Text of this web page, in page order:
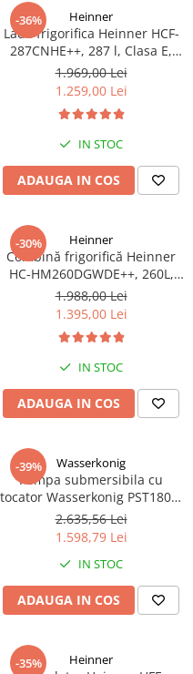
-36% Heinner
Lada frigorifica Heinner HCF-
287CNHE++, 287 l, Clasa E,
Compresor inverter, Iluminare
LED, Functionalitate frigider,
Alb
1.969,00 Lei
1.259,00 Lei
IN STOC
ADAUGA IN COS
-30% Heinner
Combină frigorifică Heinner
HC-HM260DGWDE++, 260L,
Clasa E, Dozator Apă, Control
Electronic, LED, 180 cm, Gri
Antracit Texturat
1.988,00 Lei
1.395,00 Lei
IN STOC
ADAUGA IN COS
-39% Wasserkonig
Pompa submersibila cu
tocator Wasserkonig PST1800,
particule max. 10 mm, putere
1800 W, debit 17500 l/h,
inaltime refulare 11.5 m
2.635,56 Lei
1.598,79 Lei
IN STOC
ADAUGA IN COS
-35% Heinner